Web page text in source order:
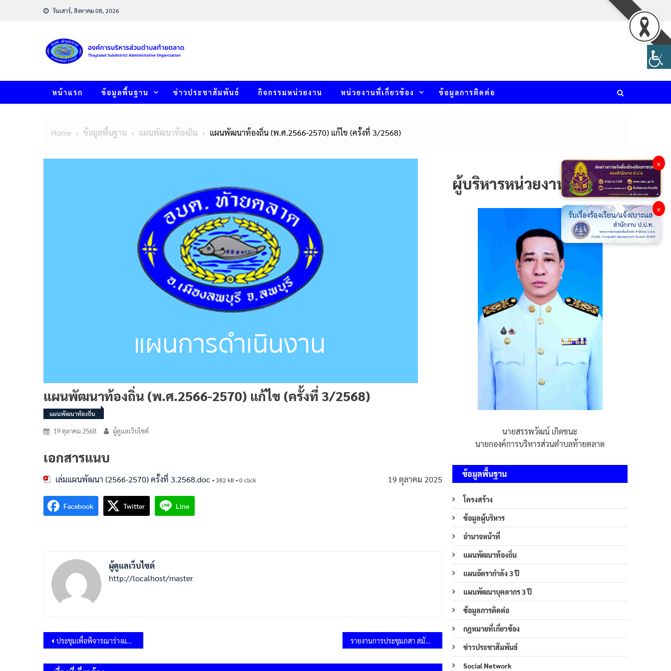
วันเสาร์, สิงหาคม 08, 2026
หน้าแรก ข้อมูลพื้นฐาน ข่าวประชาสัมพันธ์ กิจกรรมหน่วยงาน หน่วยงานที่เกี่ยวข้อง ข้อมูลการติดต่อ
Home ข้อมูลพื้นฐาน แผนพัฒนาท้องถิ่น แผนพัฒนาท้องถิ่น (พ.ศ.2566-2570) แก้ไข (ครั้งที่ 3/2568)
แผนพัฒนาท้องถิ่น (พ.ศ.2566-2570) แก้ไข (ครั้งที่ 3/2568)
แผนพัฒนาท้องถิ่น
19 ตุลาคม 2568 ผู้ดูแลเว็บไซต์
เอกสารแนบ
เล่มแผนพัฒนา (2566-2570) ครั้งที่ 3.2568.doc • 382 kB • 0 click 19 ตุลาคม 2025
Facebook Twitter Line
ผู้ดูแลเว็บไซต์
http://localhost/master
แนะแนว
เรื่อง
ประชุมเพื่อพิจารณาร่างแผนพัฒนาท้องถิ่น (พ.ศ.2566-2570) เพิ่มเติม ครั้งที่ 2/2568 เปลี่ยนแปลง ครั้งที่ 3/2568 รายงานการประชุมภสา สมัยวิสามัญ สมัยที่ 2 ประจำปี 2568
ผู้บริหารหน่วยงาน
นายสรรพวัฒน์ เกิดชนะ
นายกองค์การบริหารส่วนตำบลท้ายตลาด
ข้อมูลพื้นฐาน
โครงสร้าง
ข้อมูลผู้บริหาร
อำนาจหน้าที่
แผนพัฒนาท้องถิ่น
แผนอัตรากำลัง 3 ปี
แผนพัฒนาบุคลากร 3 ปี
ข้อมูลการติดต่อ
กฎหมายที่เกี่ยวข้อง
ข่าวประชาสัมพันธ์
Social Network
×
×